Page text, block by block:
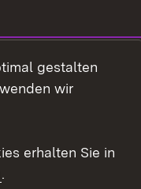
gestalten
wir
erhalten Sie in
.